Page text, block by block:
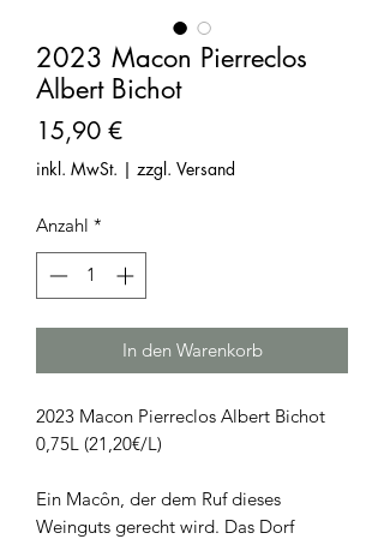
2023 Macon Pierreclos
Albert Bichot
15,90 €Preis
inkl. MwSt. | zzgl. Versand
Anzahl *
In den Warenkorb
2023 Macon Pierreclos Albert Bichot
0,75L (21,20€/L)
Ein Macôn, der dem Ruf dieses
Weinguts gerecht wird. Das Dorf